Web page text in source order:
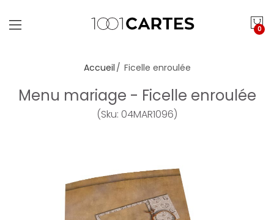
0
Accueil Ficelle enroulée
Menu mariage - Ficelle enroulée
(Sku: 04MAR1096)